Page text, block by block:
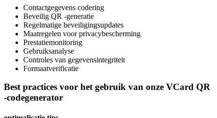
Contactgegevens codering
Beveilig QR -generatie
Regelmatige beveiligingsupdates
Maatregelen voor privacybescherming
Prestatiemonitoring
Gebruiksanalyse
Controles van gegevensintegriteit
Formaatverificatie
Best practices voor het gebruik van onze VCard QR
-codegenerator